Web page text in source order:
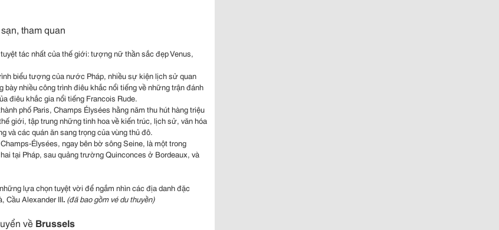
tham quan
tác nhất của thế giới: tượng nữ thần sắc đẹp Venus,
biểu tượng của nước Pháp, nhiều sự kiện lịch sử quan
nhiều công trình điêu khắc nổi tiếng về những trận đánh
điêu khắc gia nổi tiếng Francois Rude.
phố Paris, Champs Élysées hằng năm thu hút hàng triệu
giới, tập trung những tinh hoa về kiến trúc, lịch sử, văn hóa
và các quán ăn sang trọng của vùng thủ đô.
Élysées, ngay bên bờ sông Seine, là một trong
tại Pháp, sau quảng trường Quinconces ở Bordeaux, và
lựa chọn tuyệt vời để ngắm nhìn các địa danh đặc
Cầu Alexander III. (đã bao gồm vé du thuyền)
về Brussels